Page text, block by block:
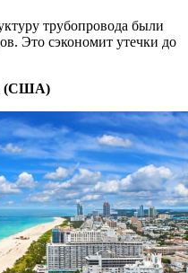
трубопровода были
Это сэкономит утечки до
(США)